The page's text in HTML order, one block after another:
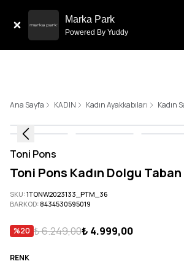
Marka Park
Powered By Yuddy
Ana Sayfa KADIN Kadın Ayakkabıları Kadın
Toni Pons
Toni Pons Kadın Dolgu
SKU:1TONW2023133_PTM_36
BARKOD: 8434530595019
%20 ₺ 6.249,00₺ 4.999,00
RENK